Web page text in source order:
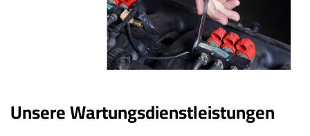
Unsere Wartungsdienstleistungen